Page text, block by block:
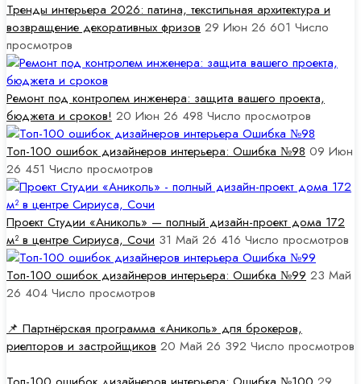
Тренды интерьера 2026: патина, текстильная архитектура и
возвращение декоративных фризов 29 Июн 26 601 Число
просмотров
Ремонт под контролем инженера: защита вашего проекта,
бюджета и сроков! 20 Июн 26 498 Число просмотров
Топ-100 ошибок дизайнеров интерьера: Ошибка №98 09 Июн
26 451 Число просмотров
Проект Студии «Аниколь» — полный дизайн-проект дома 172
м² в центре Сириуса, Сочи 31 Май 26 416 Число просмотров
Топ-100 ошибок дизайнеров интерьера: Ошибка №99 23 Май
26 404 Число просмотров
📌 Партнёрская программа «Аниколь» для брокеров,
риелторов и застройщиков 20 Май 26 392 Число просмотров